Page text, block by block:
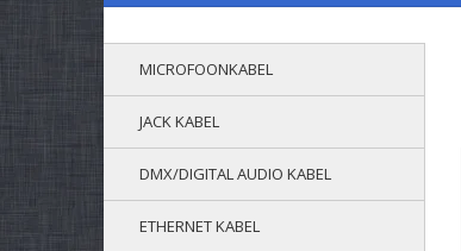
MICROFOONKABEL
JACK KABEL
DMX/DIGITAL AUDIO KABEL
ETHERNET KABEL